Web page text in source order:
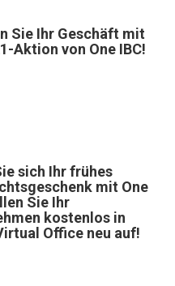
Sie Ihr Geschäft mit
Aktion von One IBC!
sich Ihr frühes
mit One
Sie Ihr
kostenlos in
Office neu auf!